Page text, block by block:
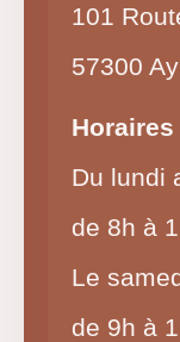
101
57300
Horaires
Du lundi
de 8h à
Le
de 9h à